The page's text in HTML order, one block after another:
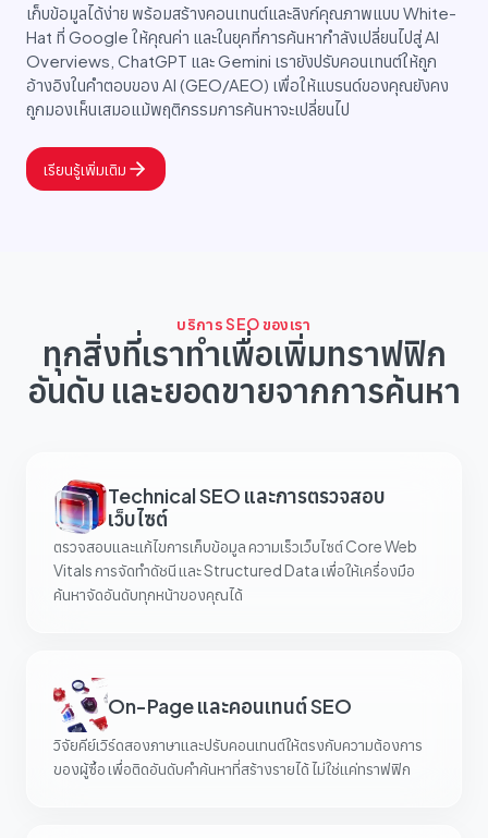
เก็บข้อมูลได้ง่าย พร้อมสร้างคอนเทนต์และลิงก์คุณภาพแบบ White-
Hat ที่ Google ให้คุณค่า และในยุคที่การค้นหากำลังเปลี่ยนไปสู่ AI
Overviews, ChatGPT และ Gemini เรายังปรับคอนเทนต์ให้ถูก
อ้างอิงในคำตอบของ AI (GEO/AEO) เพื่อให้แบรนด์ของคุณยังคง
ถูกมองเห็นเสมอแม้พฤติกรรมการค้นหาจะเปลี่ยนไป
เรียนรู้เพิ่มเติม
บริการ SEO ของเรา
ทุกสิ่งที่เราทำเพื่อเพิ่มทราฟฟิก
อันดับ และยอดขายจากการค้นหา
Technical SEO และการตรวจสอบ
เว็บไซต์
ตรวจสอบและแก้ไขการเก็บข้อมูล ความเร็วเว็บไซต์ Core Web
Vitals การจัดทำดัชนี และ Structured Data เพื่อให้เครื่องมือ
ค้นหาจัดอันดับทุกหน้าของคุณได้
On-Page และคอนเทนต์ SEO
วิจัยคีย์เวิร์ดสองภาษาและปรับคอนเทนต์ให้ตรงกับความต้องการ
ของผู้ซื้อ เพื่อติดอันดับคำค้นหาที่สร้างรายได้ ไม่ใช่แค่ทราฟฟิก